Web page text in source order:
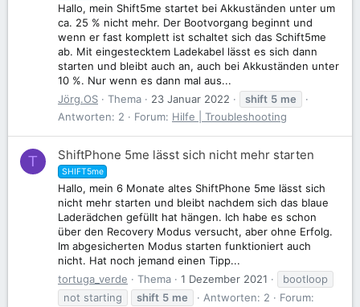
Hallo, mein Shift5me startet bei Akkuständen unter um
ca. 25 % nicht mehr. Der Bootvorgang beginnt und
wenn er fast komplett ist schaltet sich das Schift5me
ab. Mit eingestecktem Ladekabel lässt es sich dann
starten und bleibt auch an, auch bei Akkuständen unter
10 %. Nur wenn es dann mal aus...
Jörg.OS
Thema 23 Januar 2022 shift 5 me
Antworten: 2
Forum: Hilfe | Troubleshooting
T ShiftPhone 5me lässt sich nicht mehr starten
SHIFT5me
Hallo, mein 6 Monate altes ShiftPhone 5me lässt sich
nicht mehr starten und bleibt nachdem sich das blaue
Laderädchen gefüllt hat hängen. Ich habe es schon
über den Recovery Modus versucht, aber ohne Erfolg.
Im abgesicherten Modus starten funktioniert auch
nicht. Hat noch jemand einen Tipp...
tortuga_verde
Thema 1 Dezember 2021
bootloop
not starting
shift 5 me Antworten: 2
Forum: